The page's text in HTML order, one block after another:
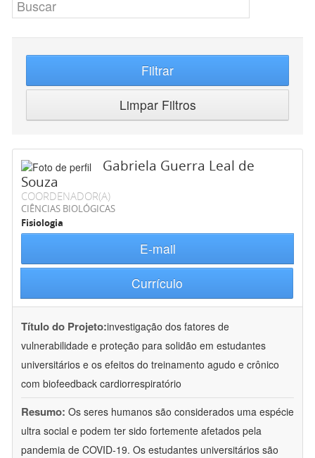
Filtrar
Limpar Filtros
Gabriela Guerra Leal de
Souza
COORDENADOR(A)
CIÊNCIAS BIOLÓGICAS
Fisiologia
E-mail
Currículo
Título do Projeto:investigação dos fatores de
vulnerabilidade e proteção para solidão em estudantes
universitários e os efeitos do treinamento agudo e crônico
com biofeedback cardiorrespiratório
Resumo: Os seres humanos são considerados uma espécie
ultra social e podem ter sido fortemente afetados pela
pandemia de COVID-19. Os estudantes universitários são